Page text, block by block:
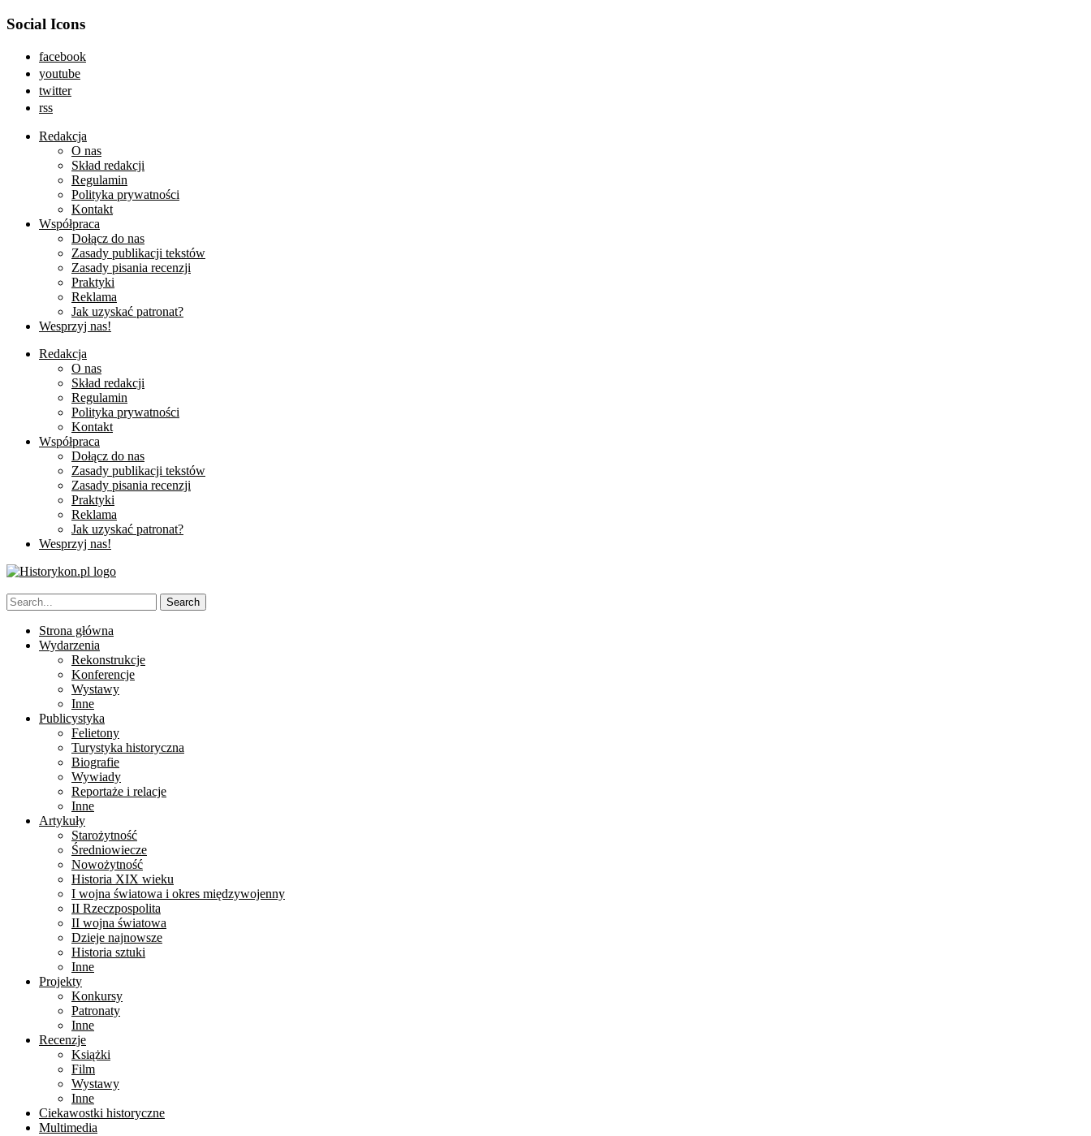
Social Icons
facebook
youtube
twitter
rss
Redakcja
O nas
Skład redakcji
Regulamin
Polityka prywatności
Kontakt
Współpraca
Dołącz do nas
Zasady publikacji tekstów
Zasady pisania recenzji
Praktyki
Reklama
Jak uzyskać patronat?
Wesprzyj nas!
Redakcja
O nas
Skład redakcji
Regulamin
Polityka prywatności
Kontakt
Współpraca
Dołącz do nas
Zasady publikacji tekstów
Zasady pisania recenzji
Praktyki
Reklama
Jak uzyskać patronat?
Wesprzyj nas!
Strona główna
Wydarzenia
Rekonstrukcje
Konferencje
Wystawy
Inne
Publicystyka
Felietony
Turystyka historyczna
Biografie
Wywiady
Reportaże i relacje
Inne
Artykuły
Starożytność
Średniowiecze
Nowożytność
Historia XIX wieku
I wojna światowa i okres międzywojenny
II Rzeczpospolita
II wojna światowa
Dzieje najnowsze
Historia sztuki
Inne
Projekty
Konkursy
Patronaty
Inne
Recenzje
Książki
Film
Wystawy
Inne
Ciekawostki historyczne
Multimedia